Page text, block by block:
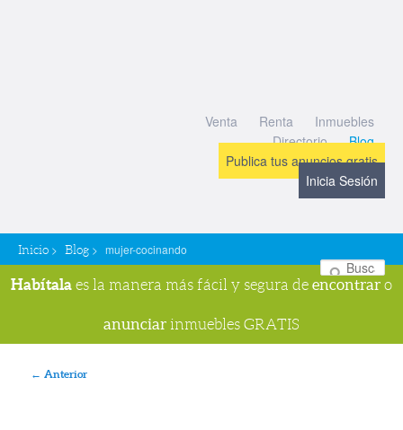
Venta Renta
Inmuebles
Directorio
Blog
Publica tus anuncios gratis
Inicia Sesión
Inicio > Blog > mujer-cocinando
Habítala es la manera más fácil y segura de encontrar o
anunciar inmuebles GRATIS
Navegador de imágenes
← Anterior